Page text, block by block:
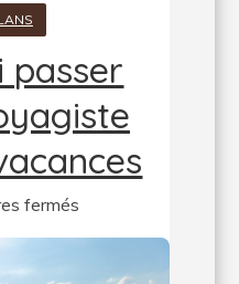
passer
ferméssur
Pourquoi